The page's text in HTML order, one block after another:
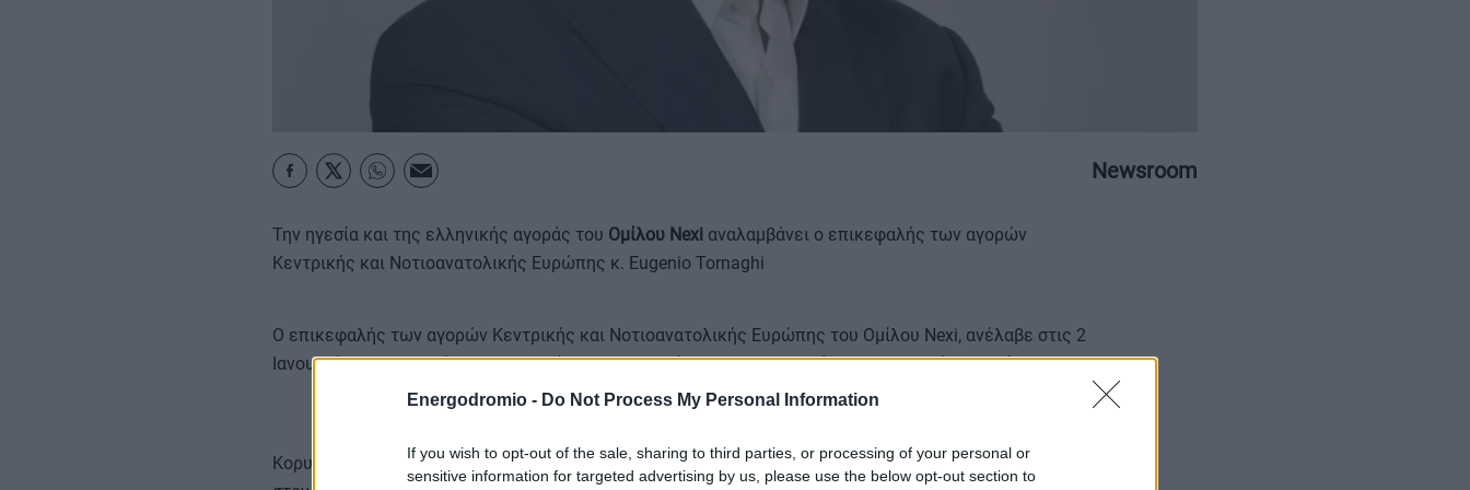
Energodromio - Do Not Process My Personal Information
If you wish to opt-out of the sale, sharing to third parties, or processing of your personal or
sensitive information for targeted advertising by us, please use the below opt-out section to
ΕΠΙΚΟΙΝΩΝΙΑ ΤΑΥΤΟΤΗΤΑ
Newsroom
Την ηγεσία και της ελληνικής αγοράς του Ομίλου Nexi αναλαμβάνει ο επικεφαλής των αγορών
Κεντρικής και Νοτιοανατολικής Ευρώπης κ. Eugenio Tornaghi
Ο επικεφαλής των αγορών Κεντρικής και Νοτιοανατολικής Ευρώπης του Ομίλου Nexi, ανέλαβε στις 2
Ιανουαρίου 2024 το ρόλο του Διευθύνοντος Συμβούλου στη Nexi Ελλάδος, θυγατρική του Ομίλου Nexi.
Κορυφαίο στέλεχος του Ομίλου Nexi από το 2019, οEugenio Tornaghiδιαθέτει εκτεταμένη εμπειρία